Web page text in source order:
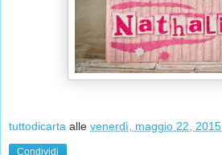
tuttodicarta alle venerdì, maggio 22, 2015
Condividi